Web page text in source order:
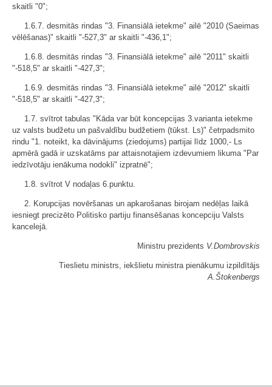
skaitli "0";
1.6.7. desmitās rindas "3. Finansiālā ietekme" ailē "2010 (Saeimas
vēlēšanas)" skaitli "-527,3" ar skaitli "-436,1";
1.6.8. desmitās rindas "3. Finansiālā ietekme" ailē "2011" skaitli
"-518,5" ar skaitli "-427,3";
1.6.9. desmitās rindas "3. Finansiālā ietekme" ailē "2012" skaitli
"-518,5" ar skaitli "-427,3";
1.7. svītrot tabulas "Kāda var būt koncepcijas 3.varianta ietekme
uz valsts budžetu un pašvaldību budžetiem (tūkst. Ls)" četrpadsmito
rindu "1. noteikt, ka dāvinājums (ziedojums) partijai līdz 1000,- Ls
apmērā gadā ir uzskatāms par attaisnotajiem izdevumiem likuma "Par
iedzīvotāju ienākuma nodokli" izpratnē";
1.8. svītrot V nodaļas 6.punktu.
2. Korupcijas novēršanas un apkarošanas birojam nedēļas laikā
iesniegt precizēto Politisko partiju finansēšanas koncepciju Valsts
kancelejā.
Ministru prezidents V.Dombrovskis
Tieslietu ministrs, iekšlietu ministra pienākumu izpildītājs
A.Štokenbergs